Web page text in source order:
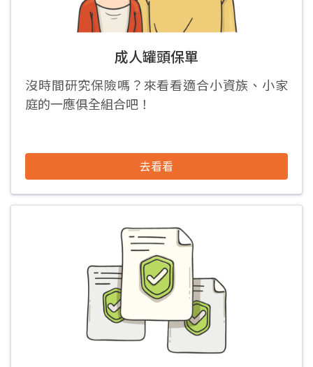
成人罐頭保單
沒時間研究保險嗎？來看看適合小資族、小家
庭的一應俱全組合吧！
去看看